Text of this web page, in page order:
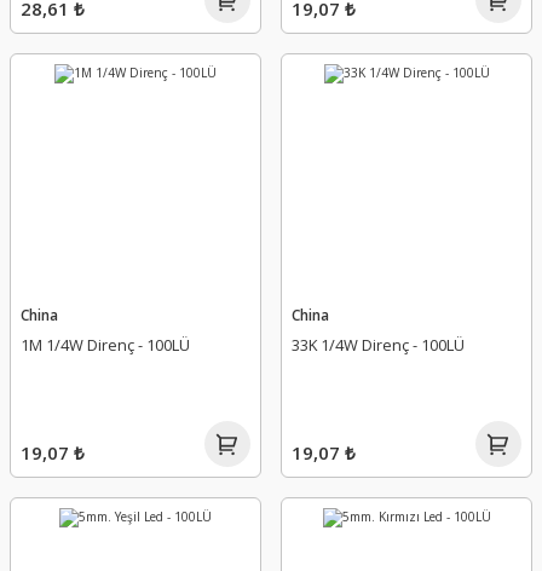
28,61 ₺ 19,07 ₺
China
1M 1/4W Direnç - 100LÜ
19,07 ₺
China
33K 1/4W Direnç - 100LÜ
19,07 ₺